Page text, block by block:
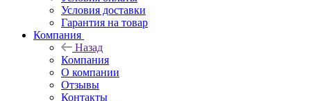
Условия доставки
Гарантия на товар
Компания
Назад
Компания
О компании
Отзывы
Контакты